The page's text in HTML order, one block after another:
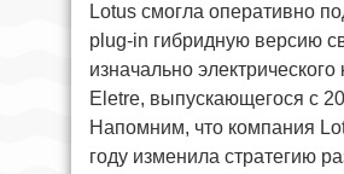
Lotus смогла оперативно
plug-in гибридную версию
изначально электрического
Eletre, выпускающегося с
Напомним, что компания
году изменила стратегию